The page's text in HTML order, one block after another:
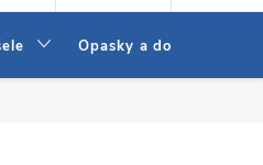
Opasky a doplnky